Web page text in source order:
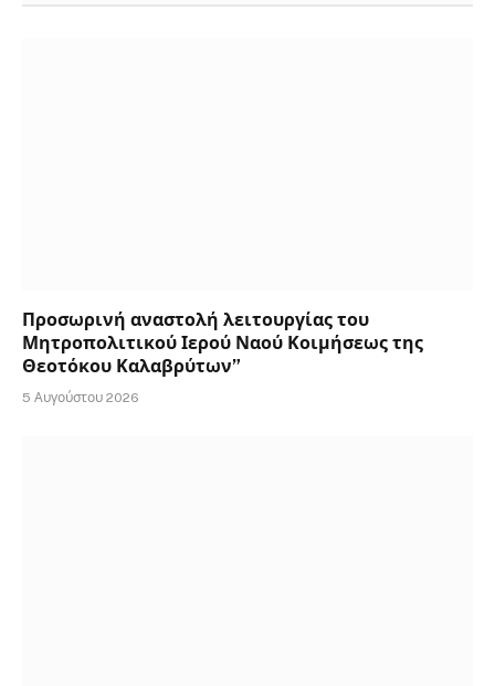
Προσωρινή αναστολή λειτουργίας του
Μητροπολιτικού Ιερού Ναού Κοιμήσεως της
Θεοτόκου Καλαβρύτων”
5 Αυγούστου 2026